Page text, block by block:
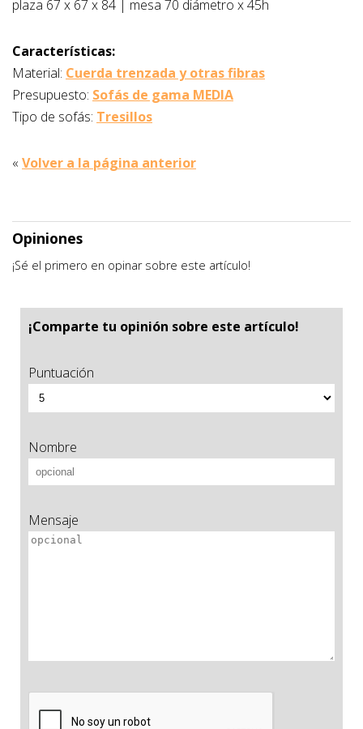
plaza 67 x 67 x 84 | mesa 70 diámetro x 45h
Características:
Material: Cuerda trenzada y otras fibras
Presupuesto: Sofás de gama MEDIA
Tipo de sofás: Tresillos
« Volver a la página anterior
Opiniones
¡Sé el primero en opinar sobre este artículo!
¡Comparte tu opinión sobre este artículo!
Puntuación
Nombre
Mensaje